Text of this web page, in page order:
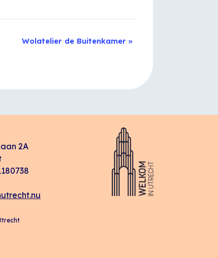
Wolatelier de Buitenkamer »
2A